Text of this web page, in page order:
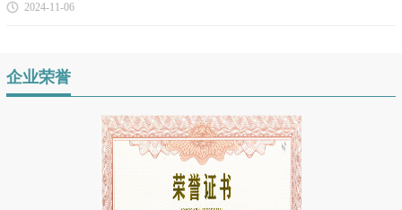
2024-11-06
企业荣誉